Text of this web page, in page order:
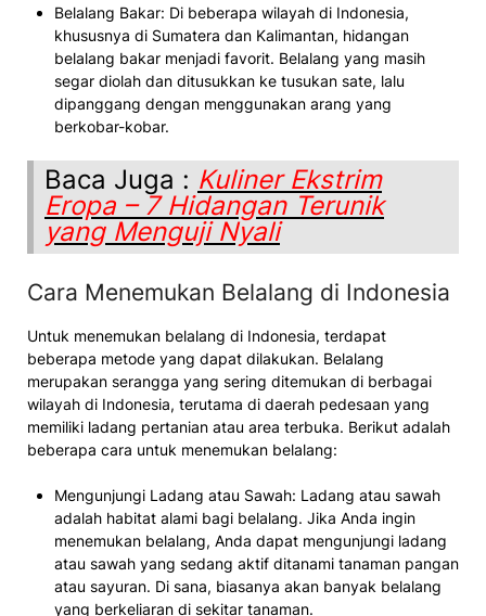
Belalang Bakar: Di beberapa wilayah di Indonesia,
khususnya di Sumatera dan Kalimantan, hidangan
belalang bakar menjadi favorit. Belalang yang masih
segar diolah dan ditusukkan ke tusukan sate, lalu
dipanggang dengan menggunakan arang yang
berkobar-kobar.
Baca Juga : Kuliner Ekstrim
Eropa – 7 Hidangan Terunik
yang Menguji Nyali
Cara Menemukan Belalang di Indonesia
Untuk menemukan belalang di Indonesia, terdapat
beberapa metode yang dapat dilakukan. Belalang
merupakan serangga yang sering ditemukan di berbagai
wilayah di Indonesia, terutama di daerah pedesaan yang
memiliki ladang pertanian atau area terbuka. Berikut adalah
beberapa cara untuk menemukan belalang:
Mengunjungi Ladang atau Sawah: Ladang atau sawah
adalah habitat alami bagi belalang. Jika Anda ingin
menemukan belalang, Anda dapat mengunjungi ladang
atau sawah yang sedang aktif ditanami tanaman pangan
atau sayuran. Di sana, biasanya akan banyak belalang
yang berkeliaran di sekitar tanaman.